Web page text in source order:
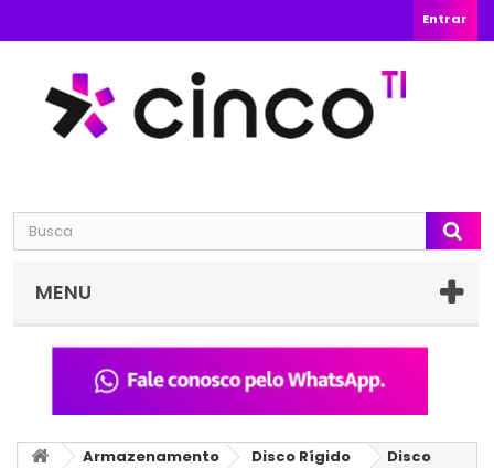
Entrar
MENU
Armazenamento Disco Rígido
Disco